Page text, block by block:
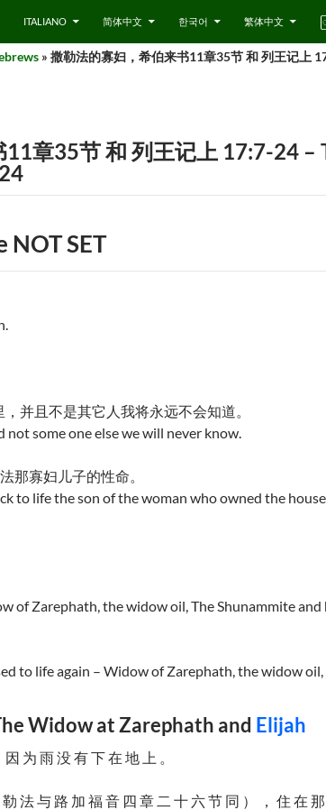
ITALIANO 简体中文 한국어 繁体中文
» 撒勒法的寡妇，希伯来书11章35节 和 列王记上
章35节 和 列王记上 17:7-24
NOT SET
并且不是其它人我将永远不会知道。
some one else we will never know.
那寡妇儿子的性命。
to life the son of the woman who owned the
of Zarephath, the widow oil, The Shunammite and
to life again – Widow of Zarephath, the widow
Widow at Zarephath and Elijah
为 雨 没 有 下 在 地 上 。
法 与 路 加 福 音 四 章 二 十 六 节 同 ） ， 住 在